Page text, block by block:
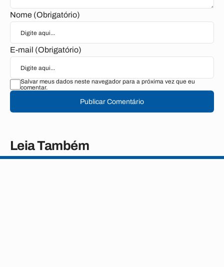
Nome (Obrigatório)
E-mail (Obrigatório)
Salvar meus dados neste navegador para a próxima vez que eu
comentar.
Publicar Comentário
Leia Também